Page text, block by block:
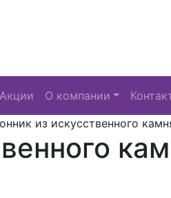
Акции О компании
из искусственного